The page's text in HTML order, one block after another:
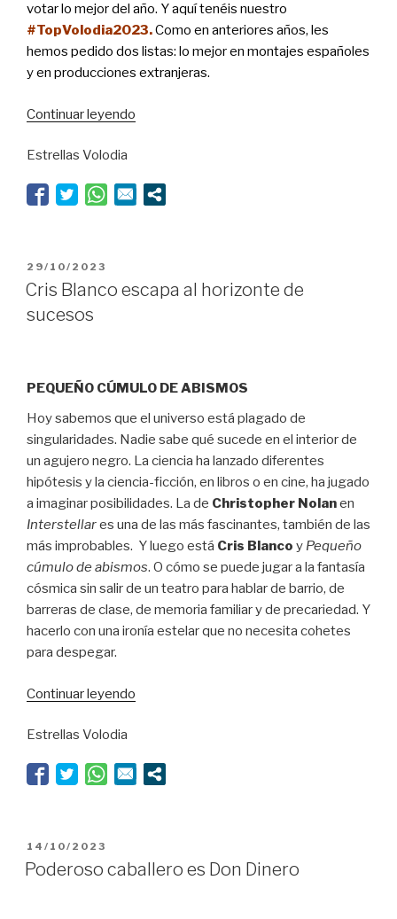
votar lo mejor del año. Y aquí tenéis nuestro
#TopVolodia2023.Como en anteriores años, les
hemos pedido dos listas: lo mejor en montajes españoles
y en producciones extranjeras.
Continuar leyendo
los
año”
Estrellas Volodia
PUBLICADO
EL
29/10/2023
Cris Blanco escapa al horizonte de
sucesos
PEQUEÑO CÚMULO DE ABISMOS
Hoy sabemos que el universo está plagado de
singularidades. Nadie sabe qué sucede en el interior de
un agujero negro. La ciencia ha lanzado diferentes
hipótesis y la ciencia-ficción, en libros o en cine, ha jugado
a imaginar posibilidades. La de Christopher Nolanen
Interstellares una de las más fascinantes, también de las
más improbables. Y luego está Cris Blanco y Pequeño
cúmulo de abismos. O cómo se puede jugar a la fantasía
cósmica sin salir de un teatro para hablar de barrio, de
barreras de clase, de memoria familiar y de precariedad. Y
hacerlo con una ironía estelar que no necesita cohetes
para despegar.
Continuar leyendo
horizonte
Estrellas Volodia
PUBLICADO
EL
14/10/2023
Poderoso caballero es Don Dinero